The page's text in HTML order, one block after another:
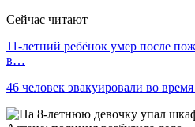
Сейчас читают
11-летний ребёнок умер после
в…
46 человек эвакуировали во